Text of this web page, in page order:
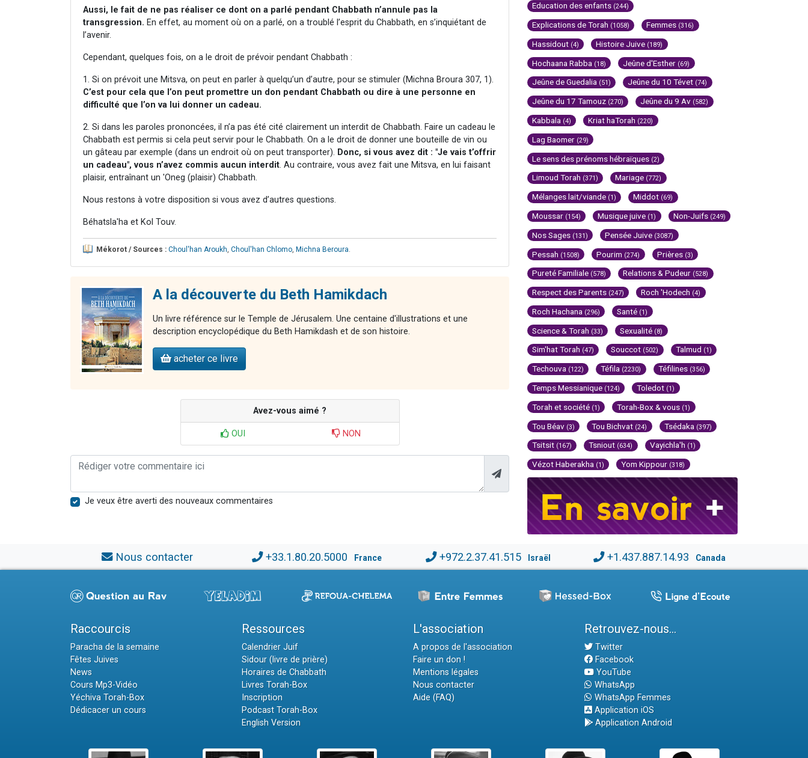
Aussi, le fait de ne pas réaliser ce dont on a parlé pendant Chabbath n’annule pas la
transgression. En effet, au moment où on a parlé, on a troublé l’esprit du Chabbath, en s’inquiétant de
l’avenir.
Cependant, quelques fois, on a le droit de prévoir pendant Chabbath :
1. Si on prévoit une Mitsva, on peut en parler à quelqu’un d’autre, pour se stimuler (Michna Broura 307, 1).
C’est pour cela que l’on peut promettre un don pendant Chabbath ou dire à une personne en
difficulté que l’on va lui donner un cadeau.
2. Si dans les paroles prononcées, il n’a pas été cité clairement un interdit de Chabbath. Faire un cadeau le
Chabbath est permis si cela peut servir pour le Chabbath. On a le droit de donner une bouteille de vin ou
un gâteau par exemple (dans un endroit où on peut transporter). Donc, si vous avez dit : "Je vais t’offrir
un cadeau", vous n’avez commis aucun interdit. Au contraire, vous avez fait une Mitsva, en lui faisant
plaisir, entraînant un 'Oneg (plaisir) Chabbath.
Nous restons à votre disposition si vous avez d’autres questions.
Béhatsla'ha et Kol Touv.
Mékorot / Sources : Choul'han Aroukh Choul'han Chlomo Michna Beroura
A la découverte du Beth Hamikdach
Un livre référence sur le Temple de Jérusalem. Une centaine d'illustrations et une
description encyclopédique du Beth Hamikdash et de son histoire.
acheter ce livre
Avez-vous aimé ?
OUI NON
Je veux être averti des nouveaux commentaires
Education des enfants (244)
Explications de Torah (1058) Femmes (316)
Hassidout (4) Histoire Juive (189)
Hochaana Rabba (18) Jeûne d'Esther (69)
Jeûne de Guedalia (51) Jeûne du 10 Tévet (74)
Jeûne du 17 Tamouz (270) Jeûne du 9 Av (582)
Kabbala (4) Kriat haTorah (220)
Lag Baomer (29)
Le sens des prénoms hébraïques (2)
Limoud Torah (371) Mariage (772)
Mélanges lait/viande (1) Middot (69)
Moussar (154) Musique juive (1) Non-Juifs (249)
Nos Sages (131) Pensée Juive (3087)
Pessah (1508) Pourim (274) Prières (3)
Pureté Familiale (578) Relations & Pudeur (528)
Respect des Parents (247) Roch 'Hodech (4)
Roch Hachana (296) Santé (1)
Science & Torah (33) Sexualité (8)
Sim'hat Torah (47) Souccot (502) Talmud (1)
Techouva (122) Téfila (2230) Téfilines (356)
Temps Messianique (124) Toledot (1)
Torah et société (1) Torah-Box & vous (1)
Tou Béav (3) Tou Bichvat (24) Tsédaka (397)
Tsitsit (167) Tsniout (634) Vayichla'h (1)
Vézot Haberakha (1) Yom Kippour (318)
Nous contacter +33.1.80.20.5000 France +972.2.37.41.515 Israël +1.437.887.14.93 Canada
Raccourcis
Paracha de la semaine
Fêtes Juives
News
Cours Mp3-Vidéo
Yéchiva Torah-Box
Dédicacer un cours
Ressources
Calendrier Juif
Sidour (livre de prière)
Horaires de Chabbath
Livres Torah-Box
Inscription
Podcast Torah-Box
English Version
L'association
A propos de l'association
Faire un don !
Mentions légales
Nous contacter
Aide (FAQ)
Retrouvez-nous...
Twitter
Facebook
YouTube
WhatsApp
WhatsApp Femmes
Application iOS
Application Android